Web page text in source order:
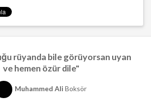
rüyanda bile görüyorsan uyan
ve hemen özür dile"
Muhammed Ali Boksör